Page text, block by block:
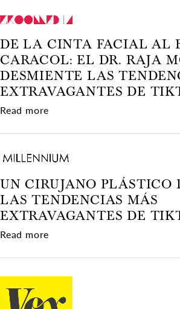
DE LA CINTA FACIAL AL
CARACOL: EL DR. RAJA
DESMIENTE LAS
EXTRAVAGANTES DE
Read more
UN CIRUJANO PLÁSTICO
LAS TENDENCIAS MÁS
EXTRAVAGANTES DE
Read more